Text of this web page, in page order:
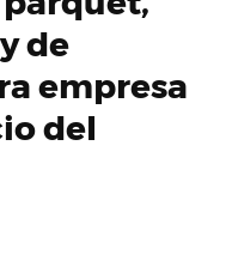
de
empresa
del